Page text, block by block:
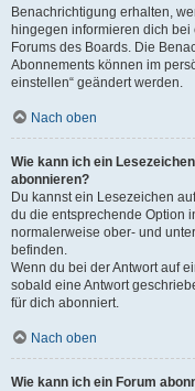
Benachrichtigung erhalten,
hingegen informieren dich
Forums des Boards. Die
Abonnements können im
einstellen“ geändert werden.
Nach oben
Wie kann ich ein
abonnieren?
Du kannst ein Lesezeichen
du die entsprechende Option
normalerweise ober- und
befinden.
Wenn du bei der Antwort auf
sobald eine Antwort
für dich abonniert.
Nach oben
Wie kann ich ein Forum